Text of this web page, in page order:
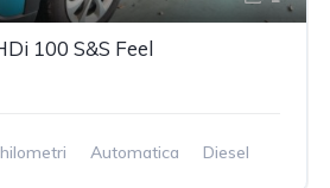
100 S&S Feel
Automatica Diesel